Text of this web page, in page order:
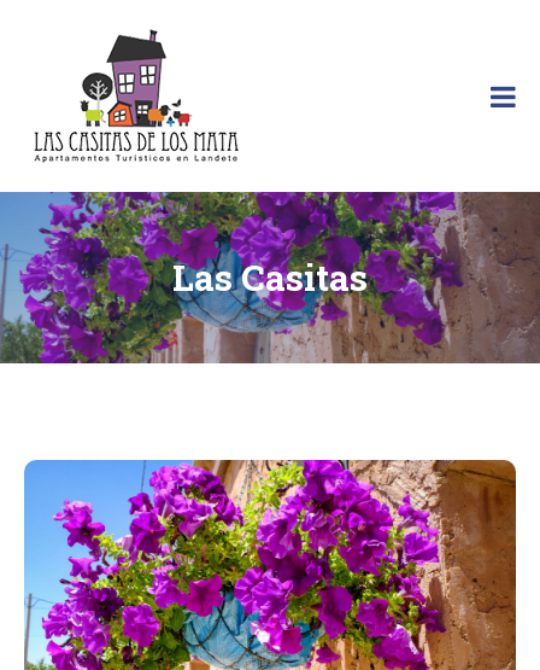
Las Casitas de los Mata
Las Casitas